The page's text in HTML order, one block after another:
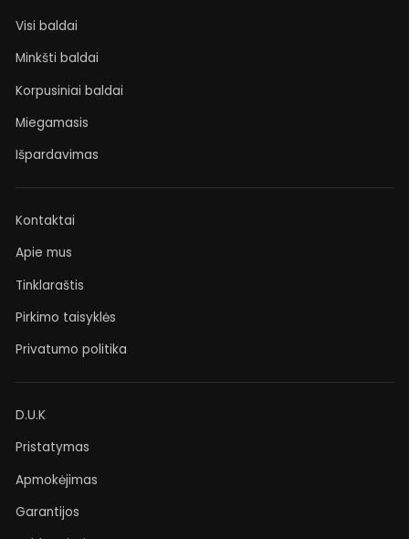
Visi baldai
Minkšti baldai
Korpusiniai baldai
Miegamasis
Išpardavimas
Kontaktai
Apie mus
Tinklaraštis
Pirkimo taisyklės
Privatumo politika
D.U.K
Pristatymas
Apmokėjimas
Garantijos